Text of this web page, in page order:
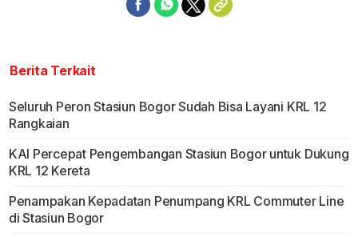
Berita Terkait
Seluruh Peron Stasiun Bogor Sudah Bisa Layani KRL 12
Rangkaian
KAI Percepat Pengembangan Stasiun Bogor untuk Dukung
KRL 12 Kereta
Penampakan Kepadatan Penumpang KRL Commuter Line
di Stasiun Bogor